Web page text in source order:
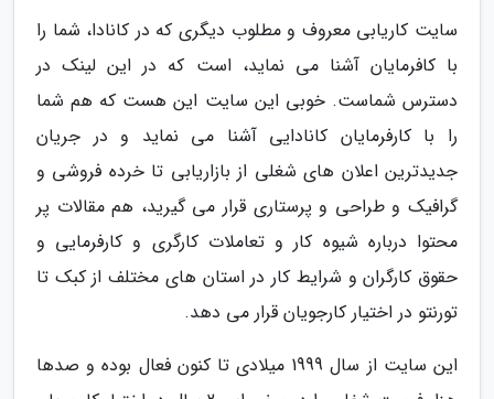
سایت کاریابی معروف و مطلوب دیگری که در کانادا، شما را
با کافرمایان آشنا می نماید، است که در این لینک در
دسترس شماست. خوبی این سایت این هست که هم شما
را با کارفرمایان کانادایی آشنا می نماید و در جریان
جدیدترین اعلان های شغلی از بازاریابی تا خرده فروشی و
گرافیک و طراحی و پرستاری قرار می گیرید، هم مقالات پر
محتوا درباره شیوه کار و تعاملات کارگری و کارفرمایی و
حقوق کارگران و شرایط کار در استان های مختلف از کبک تا
تورنتو در اختیار کارجویان قرار می دهد.
این سایت از سال 1999 میلادی تا کنون فعال بوده و صدها